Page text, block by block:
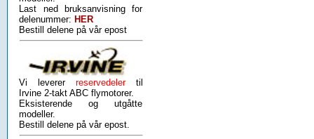
Last ned bruksanvisning for
delenummer: HER
Bestill delene på vår epost
Vi leverer reservedelertil
Irvine 2-takt ABC flymotorer.
Eksisterende og utgåtte
modeller.
Bestill delene på vår epost.